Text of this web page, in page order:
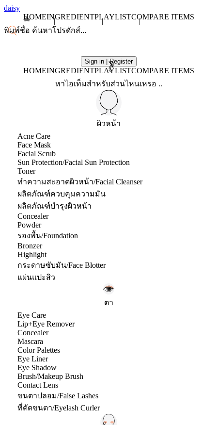
daisy
HOMEINGREDIENTPLAYLISTCOMPARE ITEMS
Sign in | Register
X
HOMEINGREDIENTPLAYLISTCOMPARE ITEMS
หาไอเท็มสำหรับส่วนไหนเหรอ ..
ผิวหน้า
Acne Care
Face Mask
Facial Scrub
Sun Protection/Facial Sun Protection
Toner
ทำความสะอาดผิวหน้า/Facial Cleanser
ผลิตภัณฑ์ควบคุมความมัน
ผลิตภัณฑ์บำรุงผิวหน้า
Concealer
Powder
รองพื้น/Foundation
Bronzer
Highlight
กระดาษซับมัน/Face Blotter
แผ่นแปะสิว
ตา
Eye Care
Lip+Eye Remover
Concealer
Mascara
Color Palettes
Eye Liner
Eye Shadow
Brush/Makeup Brush
Contact Lens
ขนตาปลอม/False Lashes
ที่ดัดขนตา/Eyelash Curler